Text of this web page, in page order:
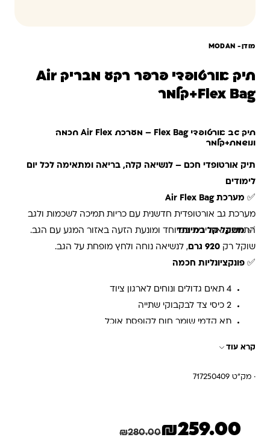
מודן- ‏MODAN
תיק אורטופדי פרפר רקע מבריק Air
Flex Bag+קלמר
תיק גב אורטופדי Flex Bag – מערכת Air Flex חכמה
ונושמת+קלמר
תיק אורטופדי חכם – לנשיאה קלה, בריאה ומתאימה לכל יום
לימודים
✅ מערכת Air Flex Bag
מערכת גב אורטופדית חדשנית עם כריות תמיכה לשכמות ולגב
התחתון, אוורירית במיוחד ומונעת הזעה באזור המגע עם הגב.
✅משקל קל במיוחד
שוקל רק 920 גרם , לנשיאה נוחה ולחץ מופחת על הגב.
✅ פונקציונליות חכמה
4 תאים גדולים ונוחים לארגון ציוד
2 כיסי צד לבקבוקי שתייה
תא קדמי שומר חום לקופסת אוכל
קרא עוד
· מק"ט 717250409
₪280.00
המחיר המקורי היה: ₪280.00.
₪259.00
המחיר הנוכחי הוא: ₪259.00.